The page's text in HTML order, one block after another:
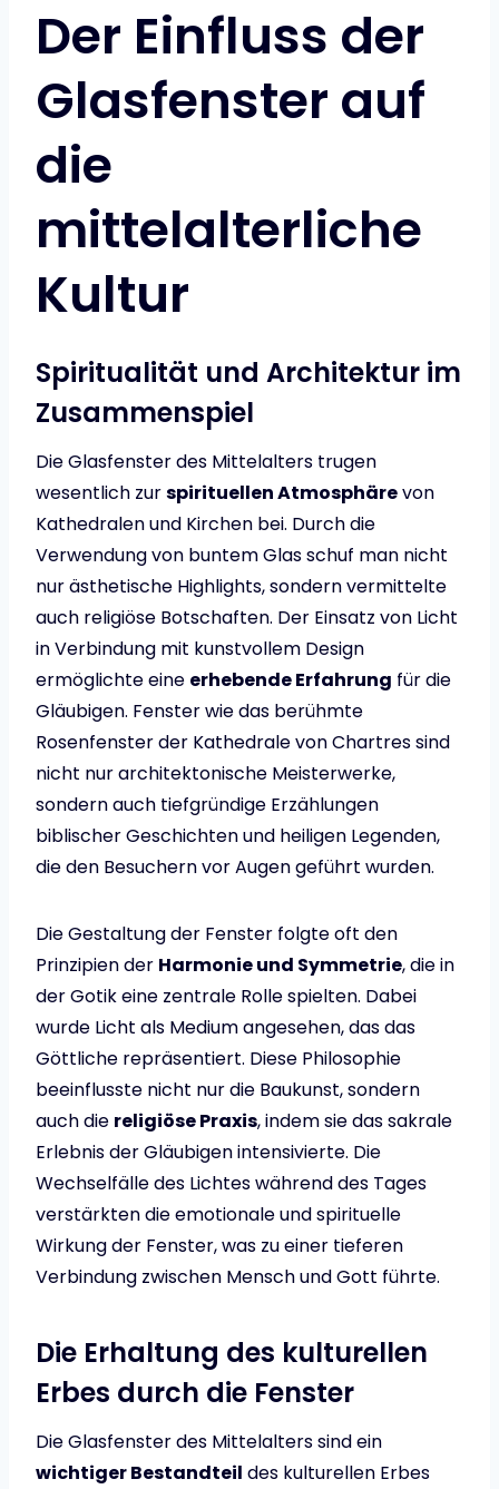
Der Einfluss der
Glasfenster auf
die
mittelalterliche
Kultur
Spiritualität und Architektur im
Zusammenspiel
Die Glasfenster des Mittelalters trugen
wesentlich zurspirituellen Atmosphärevon
Kathedralen und Kirchen bei. Durch die
Verwendung von buntem Glas schuf man nicht
nur ästhetische Highlights, sondern vermittelte
auch religiöse Botschaften. Der Einsatz von Licht
in Verbindung mit kunstvollem Design
ermöglichte eine erhebende Erfahrung für die
Gläubigen. Fenster wie das berühmte
Rosenfenster der Kathedrale von Chartres sind
nicht nur architektonische Meisterwerke,
sondern auch tiefgründige Erzählungen
biblischer Geschichten und heiligen Legenden,
die den Besuchern vor Augen geführt wurden.
Die Gestaltung der Fenster folgte oft den
Prinzipien der Harmonie und Symmetrie, die in
der Gotik eine zentrale Rolle spielten. Dabei
wurde Licht als Medium angesehen, das das
Göttliche repräsentiert. Diese Philosophie
beeinflusste nicht nur die Baukunst, sondern
auch die religiöse Praxis, indem sie das sakrale
Erlebnis der Gläubigen intensivierte. Die
Wechselfälle des Lichtes während des Tages
verstärkten die emotionale und spirituelle
Wirkung der Fenster, was zu einer tieferen
Verbindung zwischen Mensch und Gott führte.
Die Erhaltung des kulturellen
Erbes durch die Fenster
Die Glasfenster des Mittelalters sind ein
wichtiger Bestandteil des kulturellen Erbes